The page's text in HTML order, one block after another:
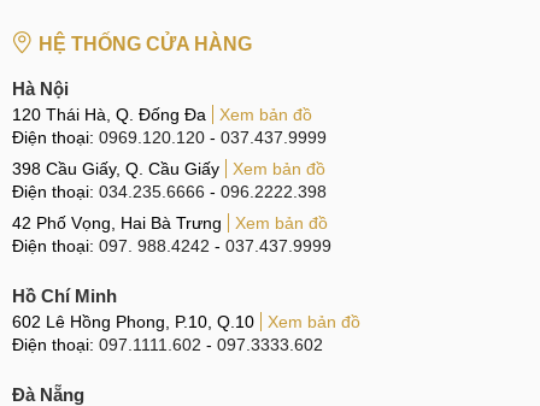
zin mới full bộ chính hãng 100%.
nhất tại Đà Nẵng, Hà Nội, TPHCM.
Khi sửa chữa tại Mobilecity các bạn sẽ được vệ sinh
máy miễn phí khi sử dụng dịch vụ.
Đội ngũ nhân viên, kỹ thuật viên được đào tạo bài bản,
năng lực chuyên môn cao.
dịch vụ.
Được theo dõi trực tiếp tại phòng kỹ thuật hoặc qua
HỆ THỐNG CỬA HÀNG
Hà Nội
120 Thái Hà, Q. Đống Đa
Xem bản đồ
Điện thoại: 0969.120.120 - 037.437.9999
398 Cầu Giấy, Q. Cầu Giấy
Xem bản đồ
Điện thoại: 034.235.6666 - 096.2222.398
42 Phố Vọng, Hai Bà Trưng
Xem bản đồ
Điện thoại: 097. 988.4242 - 037.437.9999
Hồ Chí Minh
602 Lê Hồng Phong, P.10, Q.10
Xem bản đồ
Điện thoại: 097.1111.602 - 097.3333.602
Đà Nẵng